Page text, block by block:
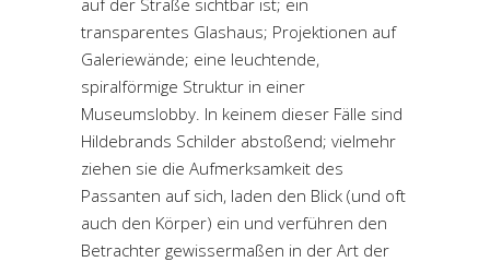
auf der Straße sichtbar ist; ein
transparentes Glashaus; Projektionen auf
Galeriewände; eine leuchtende,
spiralförmige Struktur in einer
Museumslobby. In keinem dieser Fälle sind
Hildebrands Schilder abstoßend; vielmehr
ziehen sie die Aufmerksamkeit des
Passanten auf sich, laden den Blick (und oft
auch den Körper) ein und verführen den
Betrachter gewissermaßen in der Art der